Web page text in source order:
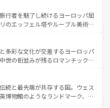
、忘れられない旅をしてみよう！
報はコンテンツ一覧 を参照してほ
、情熱的なフラメンコ、熱気あふ
いタパスが生活の一部となってい
練された雰囲気や、バルセロナの
ーチリゾートまで多彩な表情を見
や気候が異なるスペインはその個
性で訪れる人を魅了する。 なお、新着のスペイン情報はコ
行者を魅了し続けるヨーロッパ屈
のエッフェル塔やルーブル美術館
ている。華麗な宮殿、歴史的な大
して豊かな自然が、訪れる者を心
ランスは美食の国としても知ら
地であるランス、プロヴァンスの
ど、多彩な楽しみ方が可能だ。さ
も魅力が溢れており、どの街角に
多彩な文化が交差するヨーロッパ
世の街並みが残るロマンチック街
を歩いても飽きることがない。ベ
イエルン州のアルプスの絶景、そ
ン畑といった風景は必見。ビール
統と最先端が共存する国。ウェス
博物館のようなランドマーク、歴